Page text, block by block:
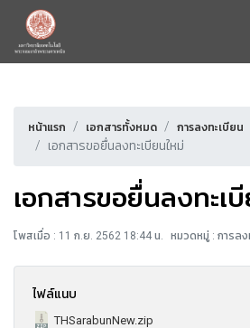
หน้าแรก เอกสารทั้งหมด การลงทะเบียน
เอกสารขอยื่นลงทะเบียนใหม่
เอกสารขอยื่นลงทะเ
โพสเมื่อ : 11 ก.ย. 2562 18:44 น. หมวดหมู่ : การลง
ไฟล์แนบ
THSarabunNew.zip